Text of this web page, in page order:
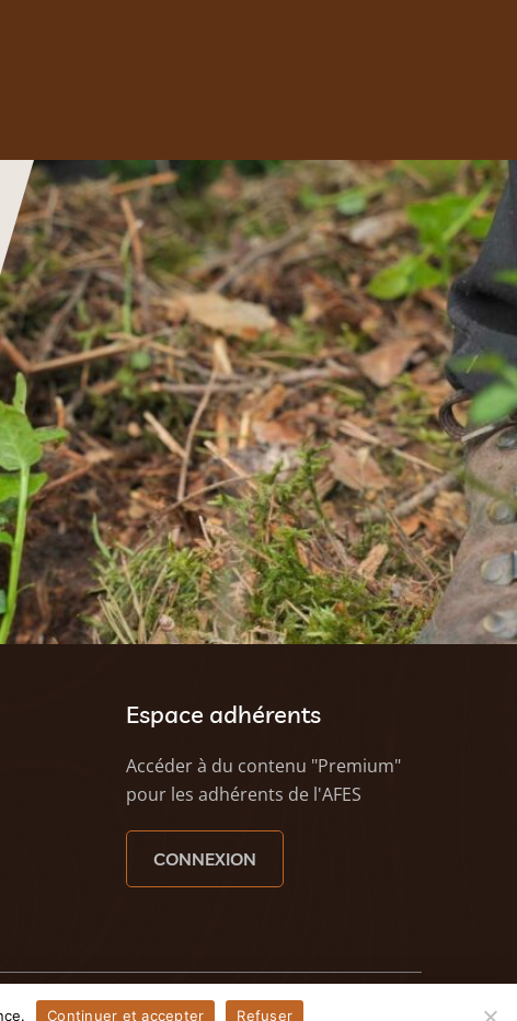
Espace adhérents
Accéder à du contenu "Premium"
pour les adhérents de l'AFES
CONNEXION
Weezy - Agence web à Caen
Continuer et accepter Refuser